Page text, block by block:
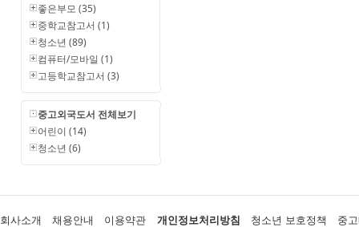
좋은부모 (35)
중학교참고서 (1)
청소년 (89)
컴퓨터/모바일 (1)
고등학교참고서 (3)
중고외국도서 전체보기
어린이 (14)
청소년 (6)
회사소개 채용안내 이용약관 개인정보처리방침 청소년 보호정책 중